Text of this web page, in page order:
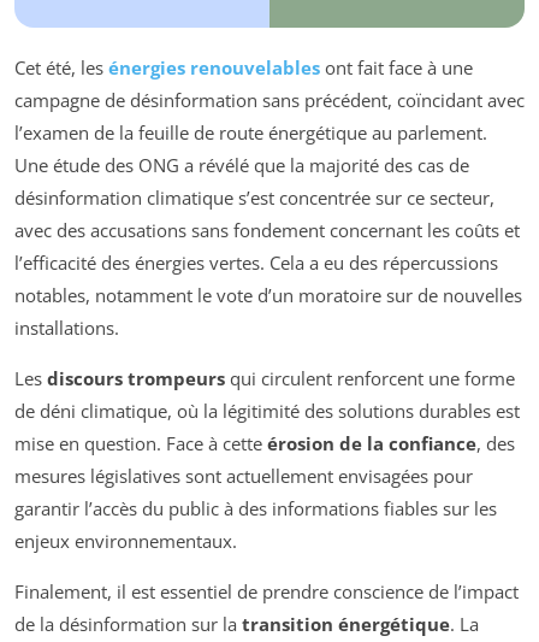
Cet été, les énergies renouvelables ont fait face à une
campagne de désinformation sans précédent, coïncidant avec
l’examen de la feuille de route énergétique au parlement.
Une étude des ONG a révélé que la majorité des cas de
désinformation climatique s’est concentrée sur ce secteur,
avec des accusations sans fondement concernant les coûts et
l’efficacité des énergies vertes. Cela a eu des répercussions
notables, notamment le vote d’un moratoire sur de nouvelles
installations.
Les discours trompeurs qui circulent renforcent une forme
de déni climatique, où la légitimité des solutions durables est
mise en question. Face à cette érosion de la confiance, des
mesures législatives sont actuellement envisagées pour
garantir l’accès du public à des informations fiables sur les
enjeux environnementaux.
Finalement, il est essentiel de prendre conscience de l’impact
de la désinformation sur la transition énergétique. La